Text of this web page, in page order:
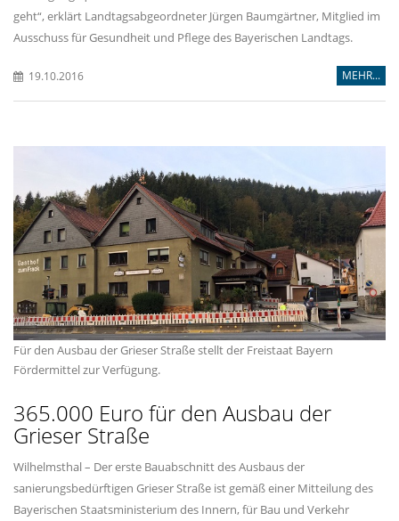
geht“, erklärt Landtagsabgeordneter Jürgen Baumgärtner, Mitglied im
Ausschuss für Gesundheit und Pflege des Bayerischen Landtags.
19.10.2016 MEHR...
Für den Ausbau der Grieser Straße stellt der Freistaat Bayern
Fördermittel zur Verfügung.
365.000 Euro für den Ausbau der
Grieser Straße
Wilhelmsthal – Der erste Bauabschnitt des Ausbaus der
sanierungsbedürftigen Grieser Straße ist gemäß einer Mitteilung des
Bayerischen Staatsministerium des Innern, für Bau und Verkehr